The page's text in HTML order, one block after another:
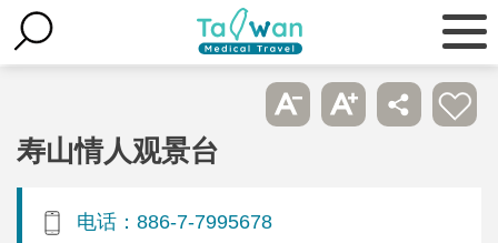
寿山情人观景台
电话：886-7-7995678